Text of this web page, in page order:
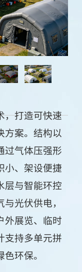
，打造可快速
方案。结构以
过气体压强形
小、架设便捷
层与智能环控
光伏供电，
外展览、临时
支持多单元拼
环保。